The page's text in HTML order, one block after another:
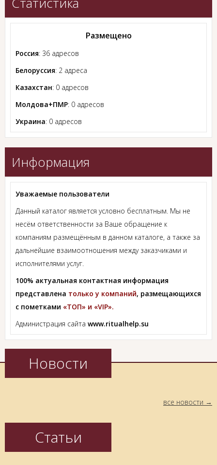
Размещено
Россия: 36 адресов
Белоруссия: 2 адреса
Казахстан: 0 адресов
Молдова+ПМР: 0 адресов
Украина: 0 адресов
Информация
Уважаемые пользователи
Данный каталог является условно бесплатным. Мы не
несём ответственности за Ваше обращение к
компаниям размещённым в данном каталоге, а также за
дальнейшие взаимоотношения между заказчиками и
исполнителями услуг.
100% актуальная контактная информация
представлена только у компаний, размещающихся
с пометками «ТОП» и «VIP».
Администрация сайта www.ritualhelp.su
Новости
все новости
Статьи